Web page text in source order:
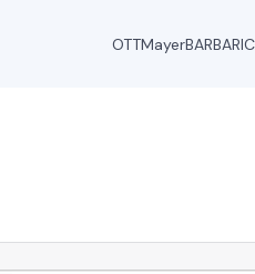
OTTMayerBARBARIC